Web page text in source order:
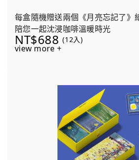
每盒隨機贈送兩個《月亮忘記了》
陪您一起沈浸咖啡溫暖時光
NT$688 (12入)
view more +